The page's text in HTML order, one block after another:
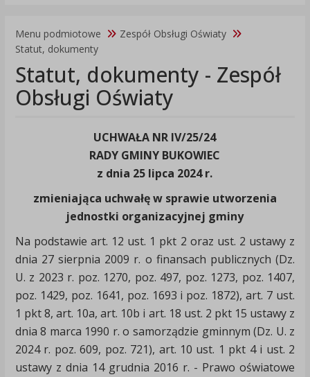
Menu podmiotowe
Zespół Obsługi Oświaty
Statut, dokumenty
Statut, dokumenty - Zespół
Obsługi Oświaty
UCHWAŁA NR IV/25/24
RADY GMINY BUKOWIEC
z dnia 25 lipca 2024 r.
zmieniająca uchwałę w sprawie utworzenia
jednostki organizacyjnej gminy
Na podstawie art. 12 ust. 1 pkt 2 oraz ust. 2 ustawy z
dnia 27 sierpnia 2009 r. o finansach publicznych (Dz.
U. z 2023 r. poz. 1270, poz. 497, poz. 1273, poz. 1407,
poz. 1429, poz. 1641, poz. 1693 i poz. 1872), art. 7 ust.
1 pkt 8, art. 10a, art. 10b i art. 18 ust. 2 pkt 15 ustawy z
dnia 8 marca 1990 r. o samorządzie gminnym (Dz. U. z
2024 r. poz. 609, poz. 721), art. 10 ust. 1 pkt 4 i ust. 2
ustawy z dnia 14 grudnia 2016 r. - Prawo oświatowe